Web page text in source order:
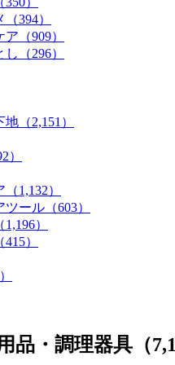
（394）
ア （909）
し
（296）
地 （2,151）
）
（1,132）
ツール （603）
（1,196）
（415）
品・調理器具（